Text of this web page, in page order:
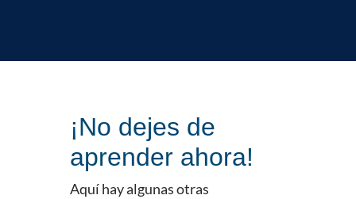
¡No dejes de
aprender ahora!
Aquí hay algunas otras